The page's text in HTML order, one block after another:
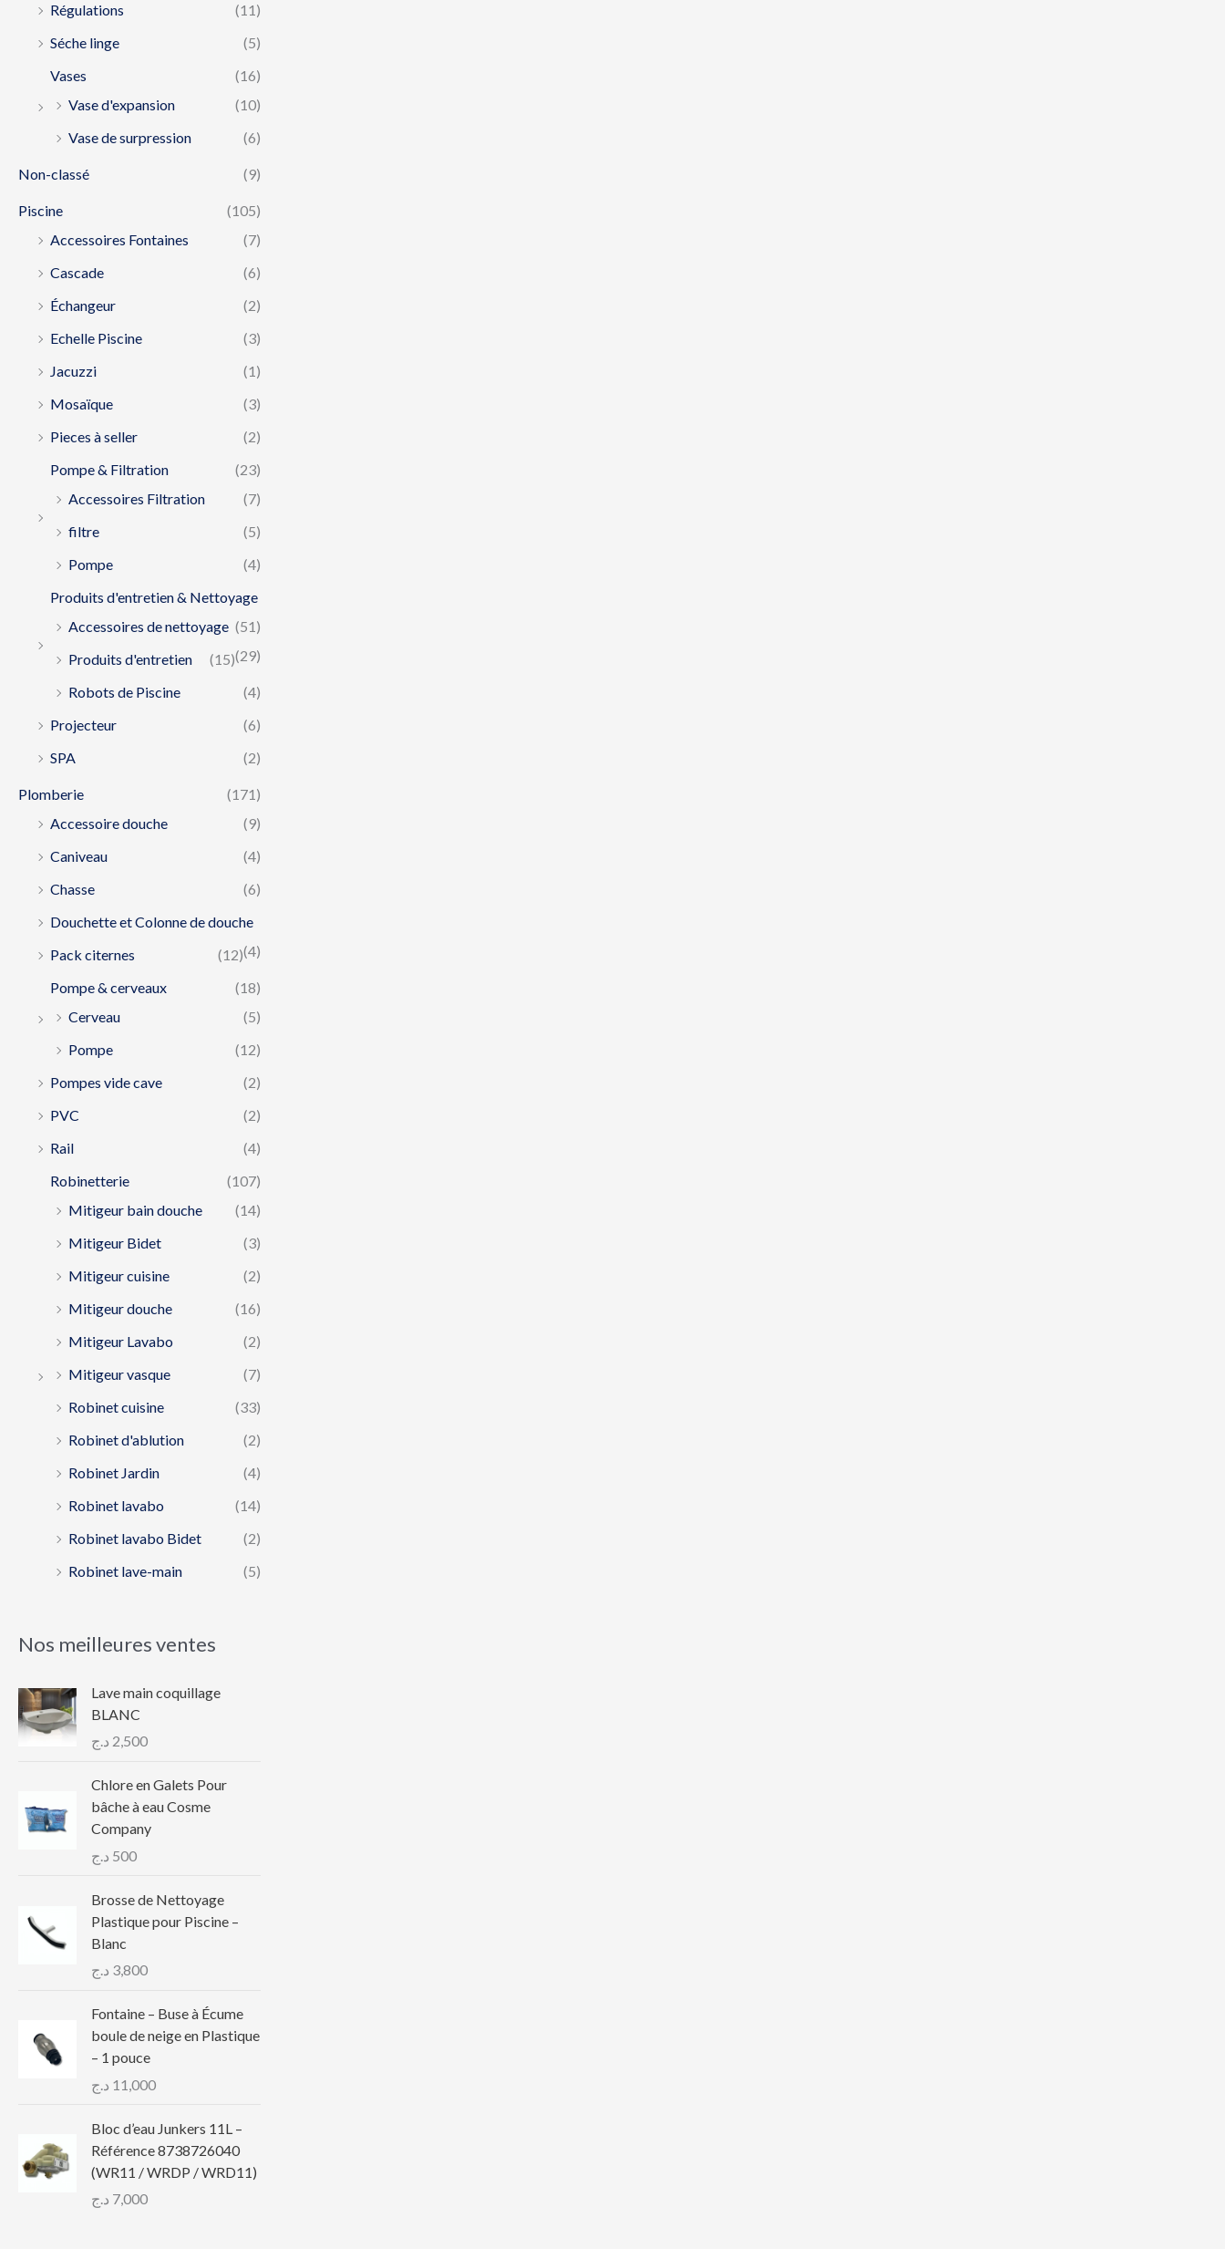
Régulations
(11)
Séche linge
(5)
Vases
(16)
Vase d'expansion
(10)
Vase de surpression
(6)
Non-classé (9)
Piscine
(105)
Accessoires Fontaines
(7)
Cascade
(6)
Échangeur
(2)
Echelle Piscine
(3)
Jacuzzi
(1)
Mosaïque
(3)
Pieces à seller
(2)
Pompe & Filtration
(23)
Accessoires Filtration
(7)
filtre
(5)
Pompe
(4)
Produits d'entretien & Nettoyage
(51)
Accessoires de nettoyage
(29)
Produits d'entretien
(15)
Robots de Piscine
(4)
Projecteur
(6)
SPA
(2)
Plomberie
(171)
Accessoire douche
(9)
Caniveau
(4)
Chasse
(6)
Douchette et Colonne de douche
(4)
Pack citernes
(12)
Pompe & cerveaux
(18)
Cerveau
(5)
Pompe
(12)
Pompes vide cave
(2)
PVC
(2)
Rail
(4)
Robinetterie
(107)
Mitigeur bain douche
(14)
Mitigeur Bidet
(3)
Mitigeur cuisine
(2)
Mitigeur douche
(16)
Mitigeur Lavabo
(2)
Mitigeur vasque
(7)
Robinet cuisine
(33)
Robinet d'ablution
(2)
Robinet Jardin
(4)
Robinet lavabo
(14)
Robinet lavabo Bidet
(2)
Robinet lave-main
(5)
Nos meilleures ventes
Lave main coquillage
BLANC
2,500 د.ج
Chlore en Galets Pour
bâche à eau Cosme
Company
500 د.ج
Brosse de Nettoyage
Plastique pour Piscine –
Blanc
3,800 د.ج
Fontaine – Buse à Écume
boule de neige en Plastique
– 1 pouce
11,000 د.ج
Bloc d’eau Junkers 11L –
Référence 8738726040
(WR11 / WRDP / WRD11)
7,000 د.ج